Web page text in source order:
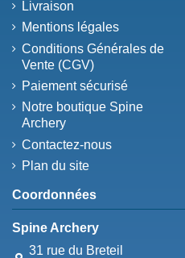
Livraison
Mentions légales
Conditions Générales de
Vente (CGV)
Paiement sécurisé
Notre boutique Spine
Archery
Contactez-nous
Plan du site
Coordonnées
Spine Archery
31 rue du Breteil